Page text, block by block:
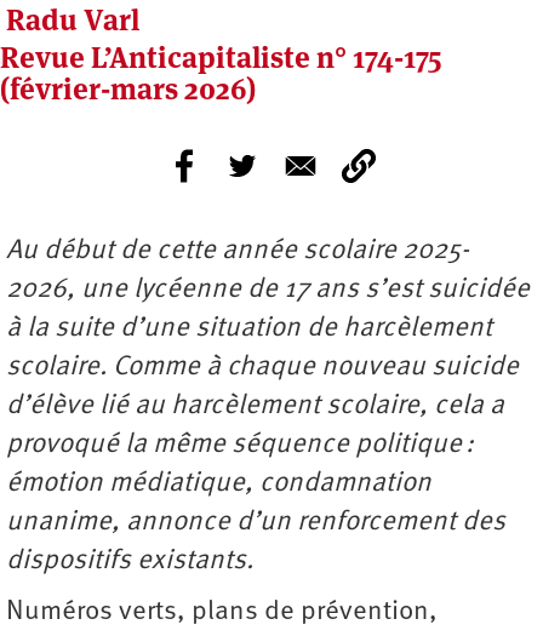
Radu Varl
Revue L’Anticapitaliste n° 174-175
(février-mars 2026)
Au début de cette année scolaire 2025-
2026, une lycéenne de 17 ans s’est suicidée
à la suite d’une situation de harcèlement
scolaire. Comme à chaque nouveau suicide
d’élève lié au harcèlement scolaire, cela a
provoqué la même séquence politique :
émotion médiatique, condamnation
unanime, annonce d’un renforcement des
dispositifs existants.
Numéros verts, plans de prévention,